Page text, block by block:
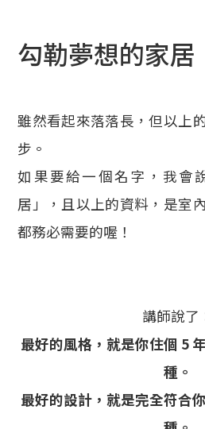
勾勒夢想的家居
雖然看起來落落長，但以上
步。
如果要給一個名字，我會
居」，且以上的資料，是室
都務必需要的喔！
講師說了
最好的風格，就是你住個 5
種。
最好的設計，就是完全符合